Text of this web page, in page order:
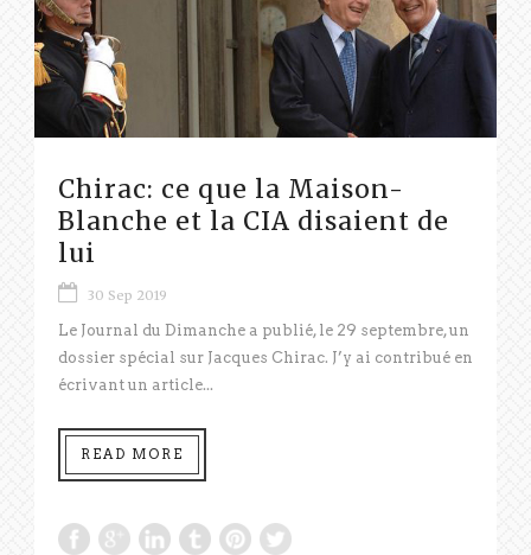
Chirac: ce que la Maison-
Blanche et la CIA disaient de
lui
30 Sep 2019
Le Journal du Dimanche a publié, le 29 septembre, un
dossier spécial sur Jacques Chirac. J’y ai contribué en
écrivant un article...
READ MORE